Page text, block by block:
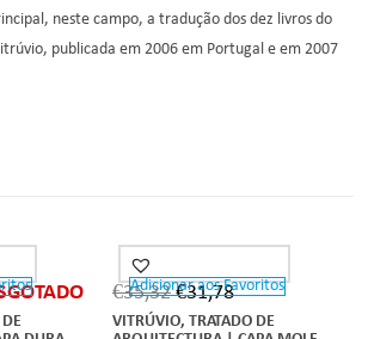
neste campo, a tradução dos dez livros do
publicada em 2006 em Portugal e em 2007
Adicionar aos Favoritos
€35,32 €31,78
VITRÚVIO, TRATADO DE